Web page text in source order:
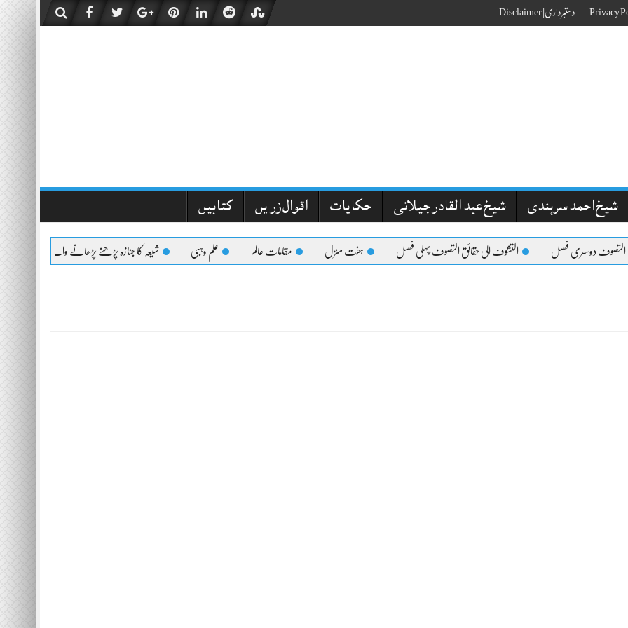
دستبرداری| Disclaimer
شیخ احمد سرہندی شیخ عبد القادر جیلانی حکایات اقوال زریں کتابیں
التصوف دوسری فصل التشوف الی حقائق التصوف پہلی فصل ہفت منزل مقامات عالم علم وہبی شیعہ کا جنازہ پڑھنے پڑھانے والےکیلئے اعلیٰحضرت